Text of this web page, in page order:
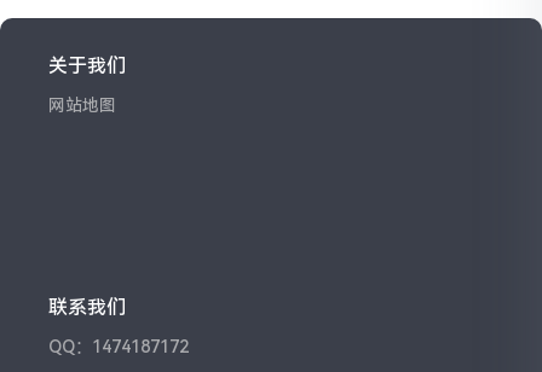
关于我们
网站地图
联系我们
QQ：1474187172